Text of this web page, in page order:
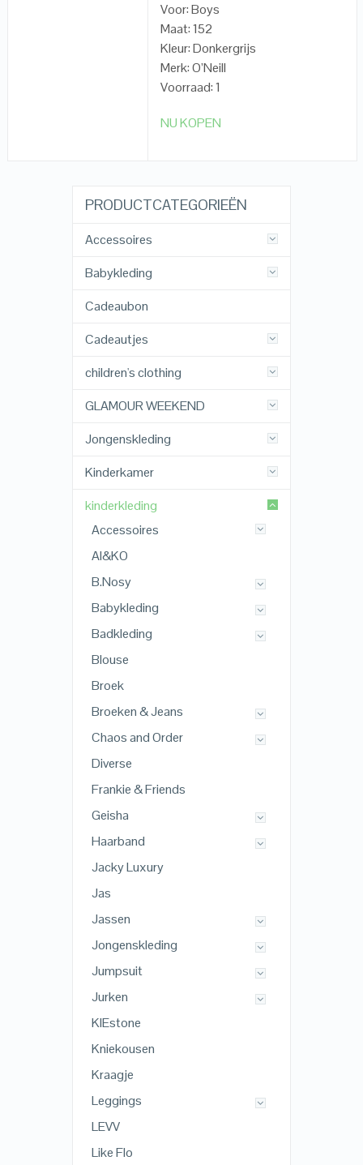
Voor: Boys
Maat: 152
Kleur: Donkergrijs
Merk: O’Neill
Voorraad: 1
NU KOPEN
PRODUCTCATEGORIEËN
Accessoires
Babykleding
Cadeaubon
Cadeautjes
children's clothing
GLAMOUR WEEKEND
Jongenskleding
Kinderkamer
kinderkleding
Accessoires
AI&KO
B.Nosy
Babykleding
Badkleding
Blouse
Broek
Broeken & Jeans
Chaos and Order
Diverse
Frankie & Friends
Geisha
Haarband
Jacky Luxury
Jas
Jassen
Jongenskleding
Jumpsuit
Jurken
KIEstone
Kniekousen
Kraagje
Leggings
LEVV
Like Flo